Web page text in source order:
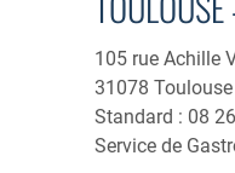
105 rue Achille
31078
Standard : 08
Service de